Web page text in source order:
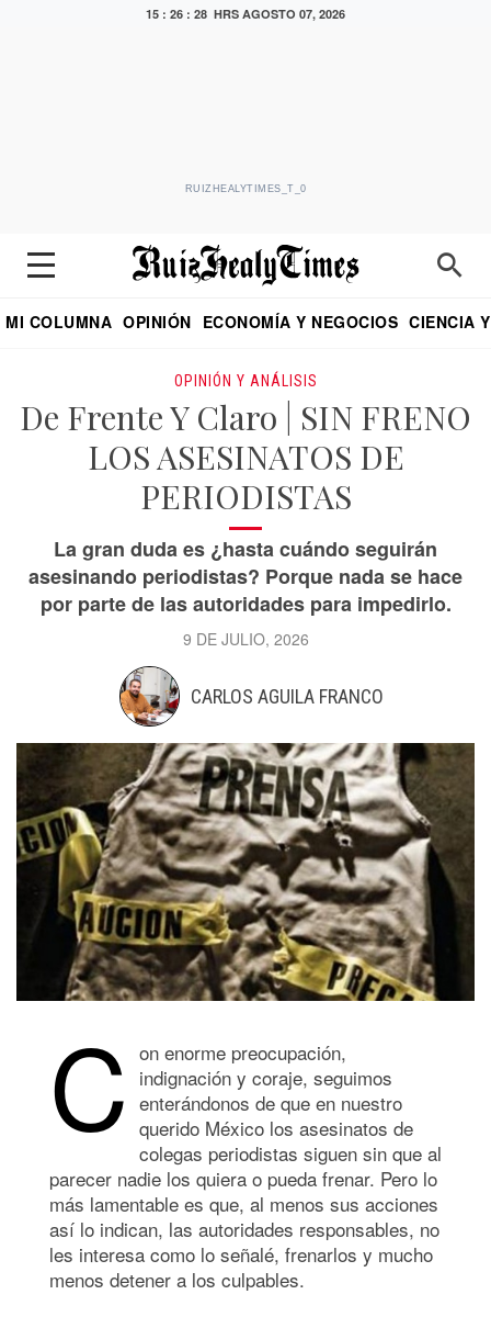
15 : 26 : 29 HRS AGOSTO 07, 2026
RUIZHEALYTIMES_T_0
MI COLUMNA OPINIÓN ECONOMÍA Y NEGOCIOS CIENCIA
OPINIÓN Y ANÁLISIS
De Frente Y Claro | SIN FRENO
LOS ASESINATOS DE
PERIODISTAS
La gran duda es ¿hasta cuándo seguirán
asesinando periodistas? Porque nada se hace
por parte de las autoridades para impedirlo.
9 DE JULIO, 2026
CARLOS AGUILA FRANCO
C on enorme preocupación,
indignación y coraje, seguimos
enterándonos de que en nuestro
querido México los asesinatos de
colegas periodistas siguen sin que al
parecer nadie los quiera o pueda frenar. Pero lo
más lamentable es que, al menos sus acciones
así lo indican, las autoridades responsables, no
les interesa como lo señalé, frenarlos y mucho
menos detener a los culpables.